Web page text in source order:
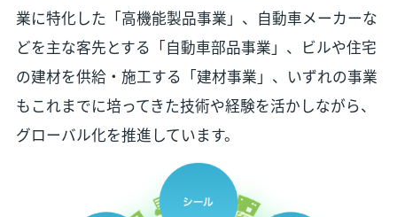
業に特化した「高機能製品事業」、自動車メーカーな
どを主な客先とする「自動車部品事業」、ビルや住宅
の建材を供給・施工する「建材事業」、いずれの事業
もこれまでに培ってきた技術や経験を活かしながら、
グローバル化を推進しています。